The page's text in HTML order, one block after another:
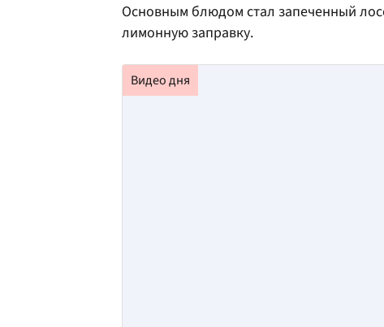
Основным блюдом стал запеченный
лимонную заправку.